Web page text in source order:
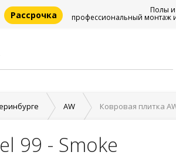
Рассрочка Полы и
профессиональный монтаж
AW Ковровая плитка
99 - Smoke